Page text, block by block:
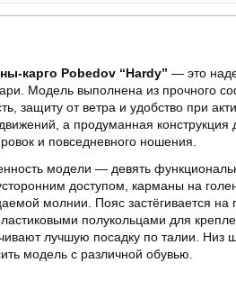
карго Pobedov “Hardy” — это
Модель выполнена из прочного
защиту от ветра и удобство при
а продуманная
и повседневного ношения.
модели — девять
доступом, карманы на
молнии. Пояс застёгивается
полукольцами для
лучшую посадку по талии. Низ
модель с различной обувью.